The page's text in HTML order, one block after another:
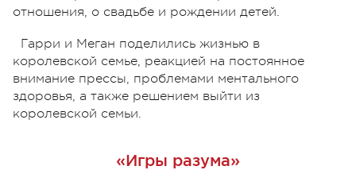
отношения, о свадьбе и рождении детей.
Гарри и Меган поделились жизнью в
королевской семье, реакцией на постоянное
внимание прессы, проблемами ментального
здоровья, а также решением выйти из
королевской семьи.
«Игры разума»